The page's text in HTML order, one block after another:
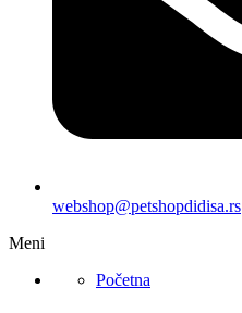
webshop@petshopdidisa.rs
Meni
Početna